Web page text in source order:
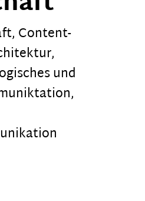
, Content-
,
und
,